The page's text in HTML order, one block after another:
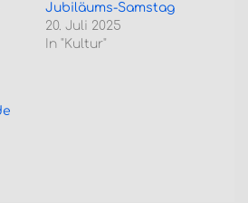
Jubiläums-Samstag
20. Juli 2025
In "Kultur"